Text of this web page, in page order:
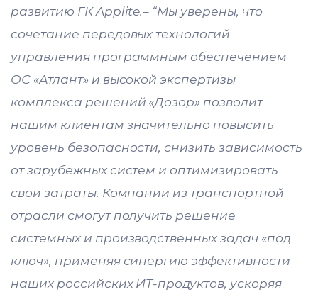
развитию ГК Applite.– “Мы уверены, что
сочетание передовых технологий
управления программным обеспечением
ОС «Атлант» и высокой экспертизы
комплекса решений «Дозор» позволит
нашим клиентам значительно повысить
уровень безопасности, снизить зависимость
от зарубежных систем и оптимизировать
свои затраты. Компании из транспортной
отрасли смогут получить решение
системных и производственных задач «под
ключ», применяя синергию эффективности
наших российских ИТ-продуктов, ускоряя